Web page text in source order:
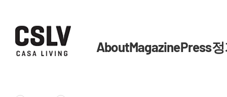
AboutMagazinePress